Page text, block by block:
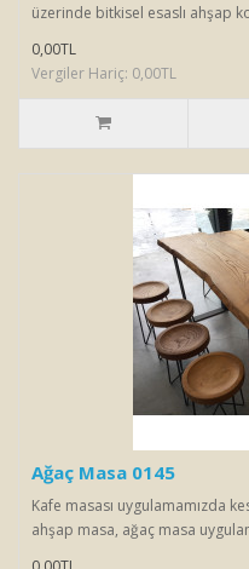
üzerinde bitkisel esaslı ahşap
0,00TL
Vergiler Hariç: 0,00TL
Ağaç Masa 0145
Kafe masası uygulamamızda
ahşap masa, ağaç masa